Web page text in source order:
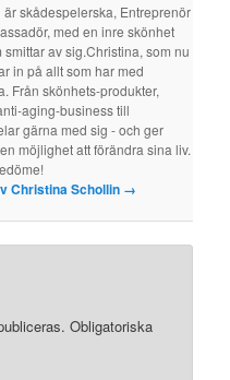
skådespelerska, Entreprenör
med en inre skönhet
av sig.Christina, som nu
in på allt som har med
Från skönhets-produkter,
aging-business till
gärna med sig - och ger
möjlighet att förändra sina liv.
Christina Schollin →
Obligatoriska